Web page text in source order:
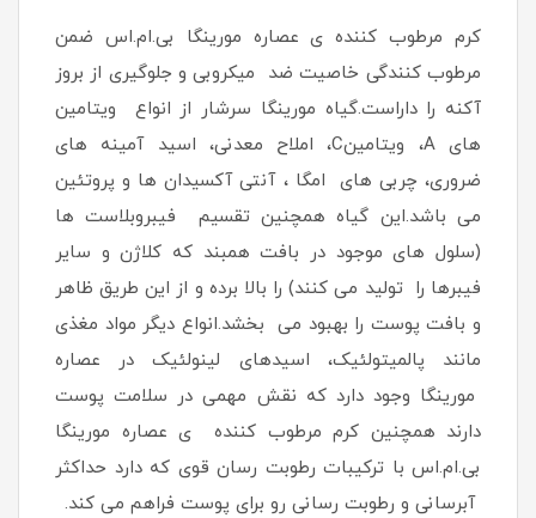
کرم مرطوب کننده ی عصاره مورینگا بی.ام.اس ضمن
مرطوب کنندگی خاصیت ضد میکروبی و جلوگیری از بروز
آکنه را داراست.گیاه مورینگا سرشار از انواع ویتامین
های A، ویتامینC، املاح معدنی، اسید آمینه های
ضروری، چربی های امگا ، آنتی آکسیدان ها و پروتئین
می باشد.این گیاه همچنین تقسیم فیبروبلاست ها
(سلول های موجود در بافت همبند که کلاژن و سایر
فیبرها را تولید می کنند) را بالا برده و از این طریق ظاهر
و بافت پوست را بهبود می بخشد.انواع دیگر مواد مغذی
مانند پالمیتولئیک، اسیدهای لینولئیک در عصاره
مورینگا وجود دارد که نقش مهمی در سلامت پوست
دارند همچنین کرم مرطوب کننده ی عصاره مورینگا
بی.ام.اس با ترکیبات رطوبت رسان قوی که دارد حداکثر
آبرسانی و رطوبت رسانی رو برای پوست فراهم می کند.